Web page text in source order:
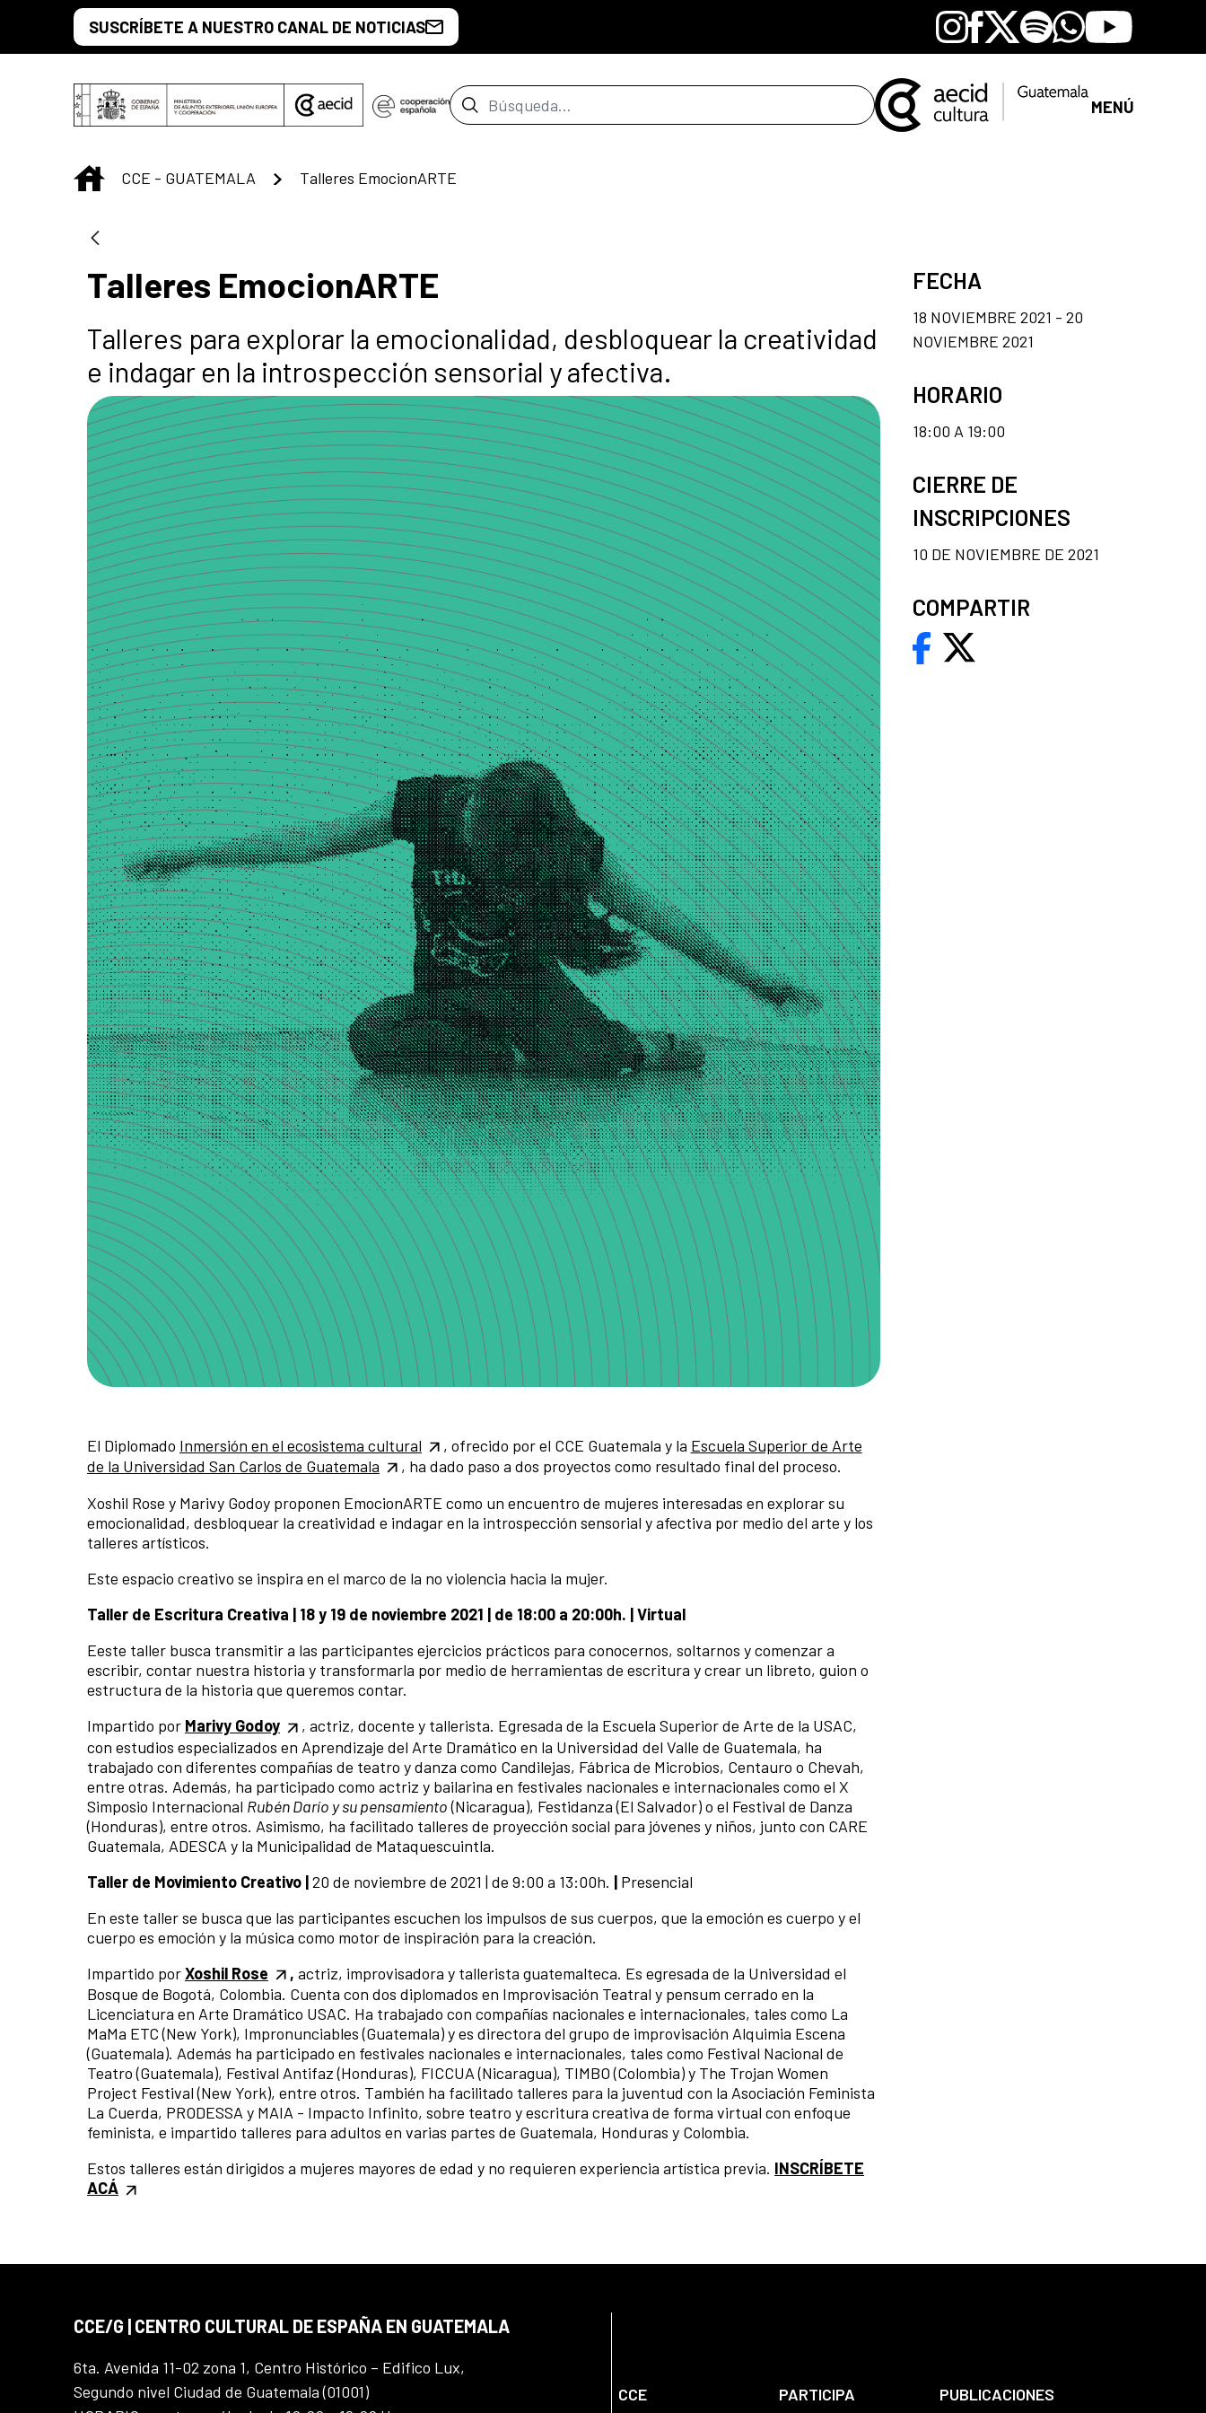
Saltar al contenido principal
SUSCRÍBETE A NUESTRO CANAL DE NOTICIAS Instagram
Facebook
X SpotifyWhatsapp
Youtube
Barra de búsqueda MENÚ
INICIO
CCE - GUATEMALA Talleres EmocionARTE
Talleres EmocionARTE
Talleres para explorar la emocionalidad, desbloquear la creatividad
e indagar en la introspección sensorial y afectiva.
El Diplomado Inmersión en el ecosistema cultural , ofrecido por el CCE Guatemala y la Escuela Superior de Arte
de la Universidad San Carlos de Guatemala
, ha dado paso a dos proyectos como resultado final del proceso.
Xoshil Rose y Marivy Godoy proponen EmocionARTE como un encuentro de mujeres interesadas en explorar su
emocionalidad, desbloquear la creatividad e indagar en la introspección sensorial y afectiva por medio del arte y los
talleres artísticos.
Este espacio creativo se inspira en el marco de la no violencia hacia la mujer.
Taller de Escritura Creativa | 18 y 19 de noviembre 2021 | de 18:00 a 20:00h. | Virtual
Eeste taller busca transmitir a las participantes ejercicios prácticos para conocernos, soltarnos y comenzar a
escribir, contar nuestra historia y transformarla por medio de herramientas de escritura y crear un libreto, guion o
estructura de la historia que queremos contar.
Impartido por Marivy Godoy
, actriz, docente y tallerista. Egresada de la Escuela Superior de Arte de la USAC,
con estudios especializados en Aprendizaje del Arte Dramático en la Universidad del Valle de Guatemala, ha
trabajado con diferentes compañías de teatro y danza como Candilejas, Fábrica de Microbios, Centauro o Chevah,
entre otras. Además, ha participado como actriz y bailarina en festivales nacionales e internacionales como el X
Simposio Internacional Rubén Darío y su pensamiento(Nicaragua), Festidanza (El Salvador) o el Festival de Danza
(Honduras), entre otros. Asimismo, ha facilitado talleres de proyección social para jóvenes y niños, junto con CARE
Guatemala, ADESCA y la Municipalidad de Mataquescuintla.
Taller de Movimiento Creativo |20 de noviembre de 2021 | de 9:00 a 13:00h. | Presencial
En este taller se busca que las participantes escuchen los impulsos de sus cuerpos, que la emoción es cuerpo y el
cuerpo es emoción y la música como motor de inspiración para la creación.
Impartido porXoshil Rose , actriz, improvisadora y tallerista guatemalteca. Es egresada de la Universidad el
Bosque de Bogotá, Colombia. Cuenta con dos diplomados en Improvisación Teatral y pensum cerrado en la
Licenciatura en Arte Dramático USAC. Ha trabajado con compañías nacionales e internacionales, tales como La
MaMa ETC (New York), Impronunciables (Guatemala) y es directora del grupo de improvisación Alquimia Escena
(Guatemala). Además ha participado en festivales nacionales e internacionales, tales como Festival Nacional de
Teatro (Guatemala), Festival Antifaz (Honduras), FICCUA (Nicaragua), TIMBO (Colombia) y The Trojan Women
Project Festival (New York), entre otros. También ha facilitado talleres para la juventud con la Asociación Feminista
La Cuerda, PRODESSA y MAIA - Impacto Infinito, sobre teatro y escritura creativa de forma virtual con enfoque
feminista, e impartido talleres para adultos en varias partes de Guatemala, Honduras y Colombia.
Estos talleres están dirigidos a mujeres mayores de edad y no requieren experiencia artística previa. INSCRÍBETE
ACÁ
FECHA
18 NOVIEMBRE 2021 - 20
NOVIEMBRE 2021
HORARIO
18:00 A 19:00
CIERRE DE
INSCRIPCIONES
10 DE NOVIEMBRE DE 2021
COMPARTIR
CCE/G | CENTRO CULTURAL DE ESPAÑA EN GUATEMALA
6ta. Avenida 11-02 zona 1, Centro Histórico – Edifico Lux,
Segundo nivel Ciudad de Guatemala (01001)
CCE PARTICIPA
PUBLICACIONES